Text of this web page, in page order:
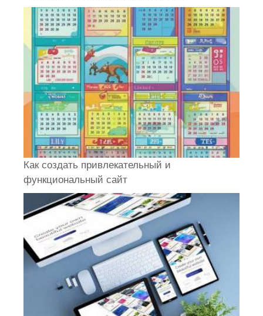
Как создать привлекательный и
функциональный сайт